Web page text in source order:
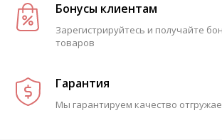
Бонусы клиентам
Зарегистрируйтесь и получайте
товаров
Гарантия
Мы гарантируем качество